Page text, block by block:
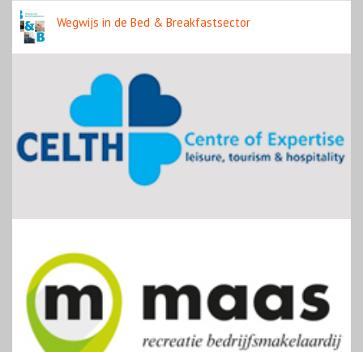
Wegwijs in de Bed & Breakfastsector